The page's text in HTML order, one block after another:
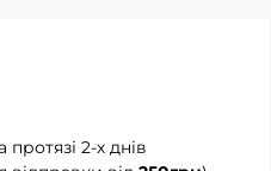
2-х днів